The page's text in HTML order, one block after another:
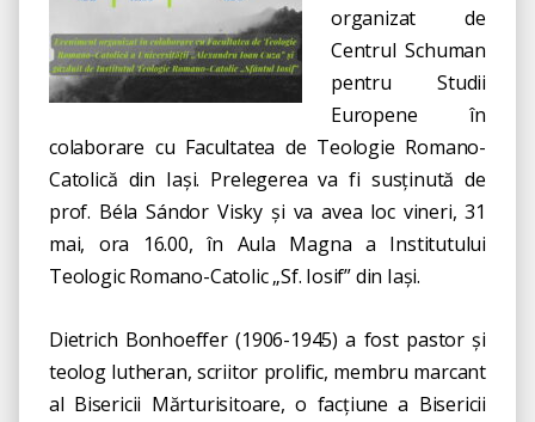
organizat de
Centrul Schuman
pentru Studii
Europene în
colaborare cu Facultatea de Teologie Romano-
Catolică din Iași. Prelegerea va fi susținută de
prof. Béla Sándor Visky și va avea loc vineri, 31
mai, ora 16.00, în Aula Magna a Institutului
Teologic Romano-Catolic „Sf. Iosif” din Iași.
Dietrich Bonhoeffer (1906-1945) a fost pastor și
teolog lutheran, scriitor prolific, membru marcant
al Bisericii Mărturisitoare, o facțiune a Bisericii